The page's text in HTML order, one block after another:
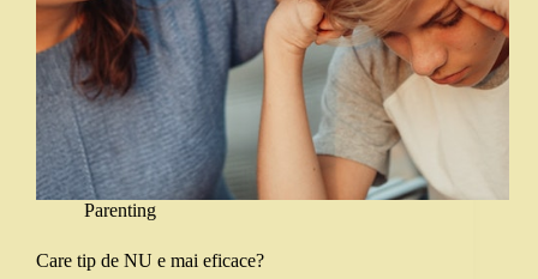
Parenting
Care tip de NU e mai eficace?